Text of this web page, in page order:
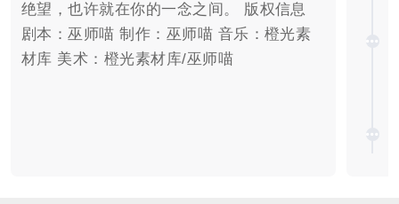
绝望，也许就在你的一念之间。 版权信息
剧本：巫师喵 制作：巫师喵 音乐：橙光素
材库 美术：橙光素材库/巫师喵